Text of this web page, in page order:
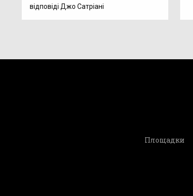
відповіді Джо Сатріані
Площадки